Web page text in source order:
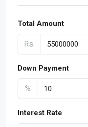
Total Amount
Rs.
Down Payment
%
Interest Rate